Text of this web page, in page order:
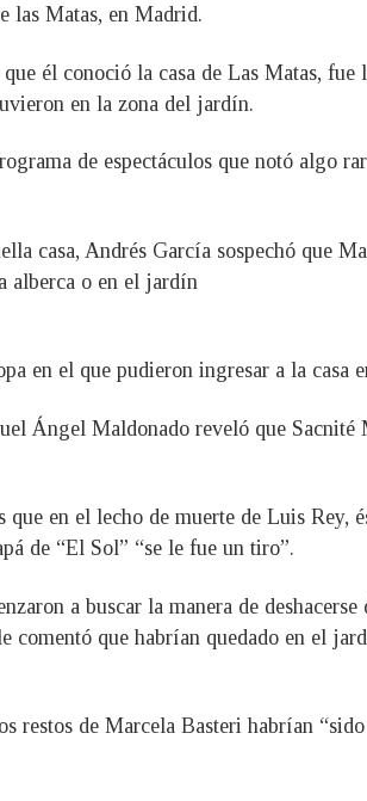
las Matas, en Madrid.
él conoció la casa de Las Matas,
en la zona del jardín.
de espectáculos que notó algo
casa, Andrés García sospechó que
alberca o en el jardín
en el que pudieron ingresar a la casa
Ángel Maldonado reveló que
en el lecho de muerte de Luis Rey,
de “El Sol” “se le fue un tiro”.
a buscar la manera de
comentó que habrían quedado en el
de Marcela Basteri habrían